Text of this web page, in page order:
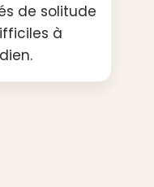
de solitude
à